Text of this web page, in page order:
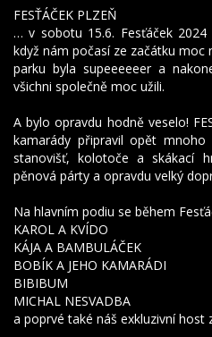
FESŤÁČEK PLZEŇ
… v sobotu 15.6. Fesťáček
když nám počasí ze začátku
parku byla supeeeeeer a
všichni společně moc užili.
A bylo opravdu hodně veselo!
kamarády připravil opět mnoho
stanovišť, kolotoče a skákací
pěnová párty a opravdu velký
Na hlavním podiu se během
KAROL A KVÍDO
KÁJA A BAMBULÁČEK
BOBÍK A JEHO KAMARÁDI
BIBIBUM
MICHAL NESVADBA
a poprvé také náš exkluzivní host